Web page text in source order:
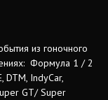
из гоночного
Формула 1 / 2
IndyCar,
GT/ Super